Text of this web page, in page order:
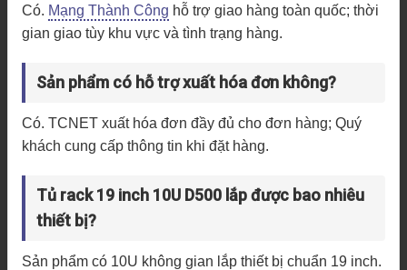
Có. Mạng Thành Công hỗ trợ giao hàng toàn quốc; thời
gian giao tùy khu vực và tình trạng hàng.
Sản phẩm có hỗ trợ xuất hóa đơn không?
Có. TCNET xuất hóa đơn đầy đủ cho đơn hàng; Quý
khách cung cấp thông tin khi đặt hàng.
Tủ rack 19 inch 10U D500 lắp được bao nhiêu
thiết bị?
Sản phẩm có 10U không gian lắp thiết bị chuẩn 19 inch.